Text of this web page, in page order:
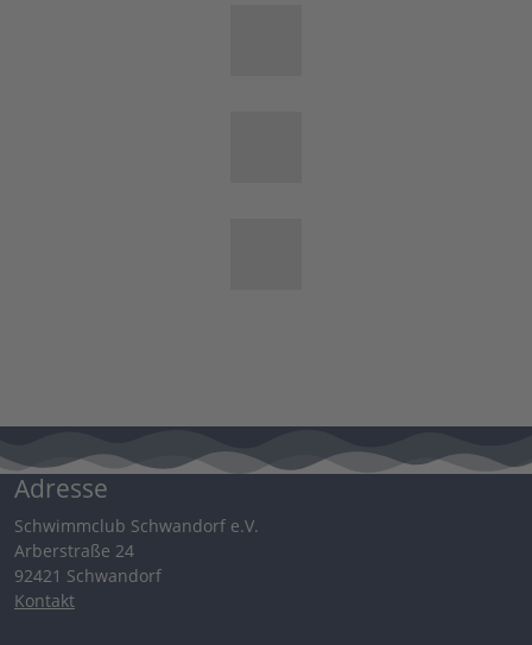
Adresse
Schwimmclub Schwandorf e.V.
Arberstraße 24
92421 Schwandorf
Kontakt